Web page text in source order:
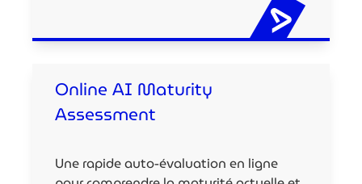
Online AI Maturity
Assessment
Une rapide auto-évaluation en ligne